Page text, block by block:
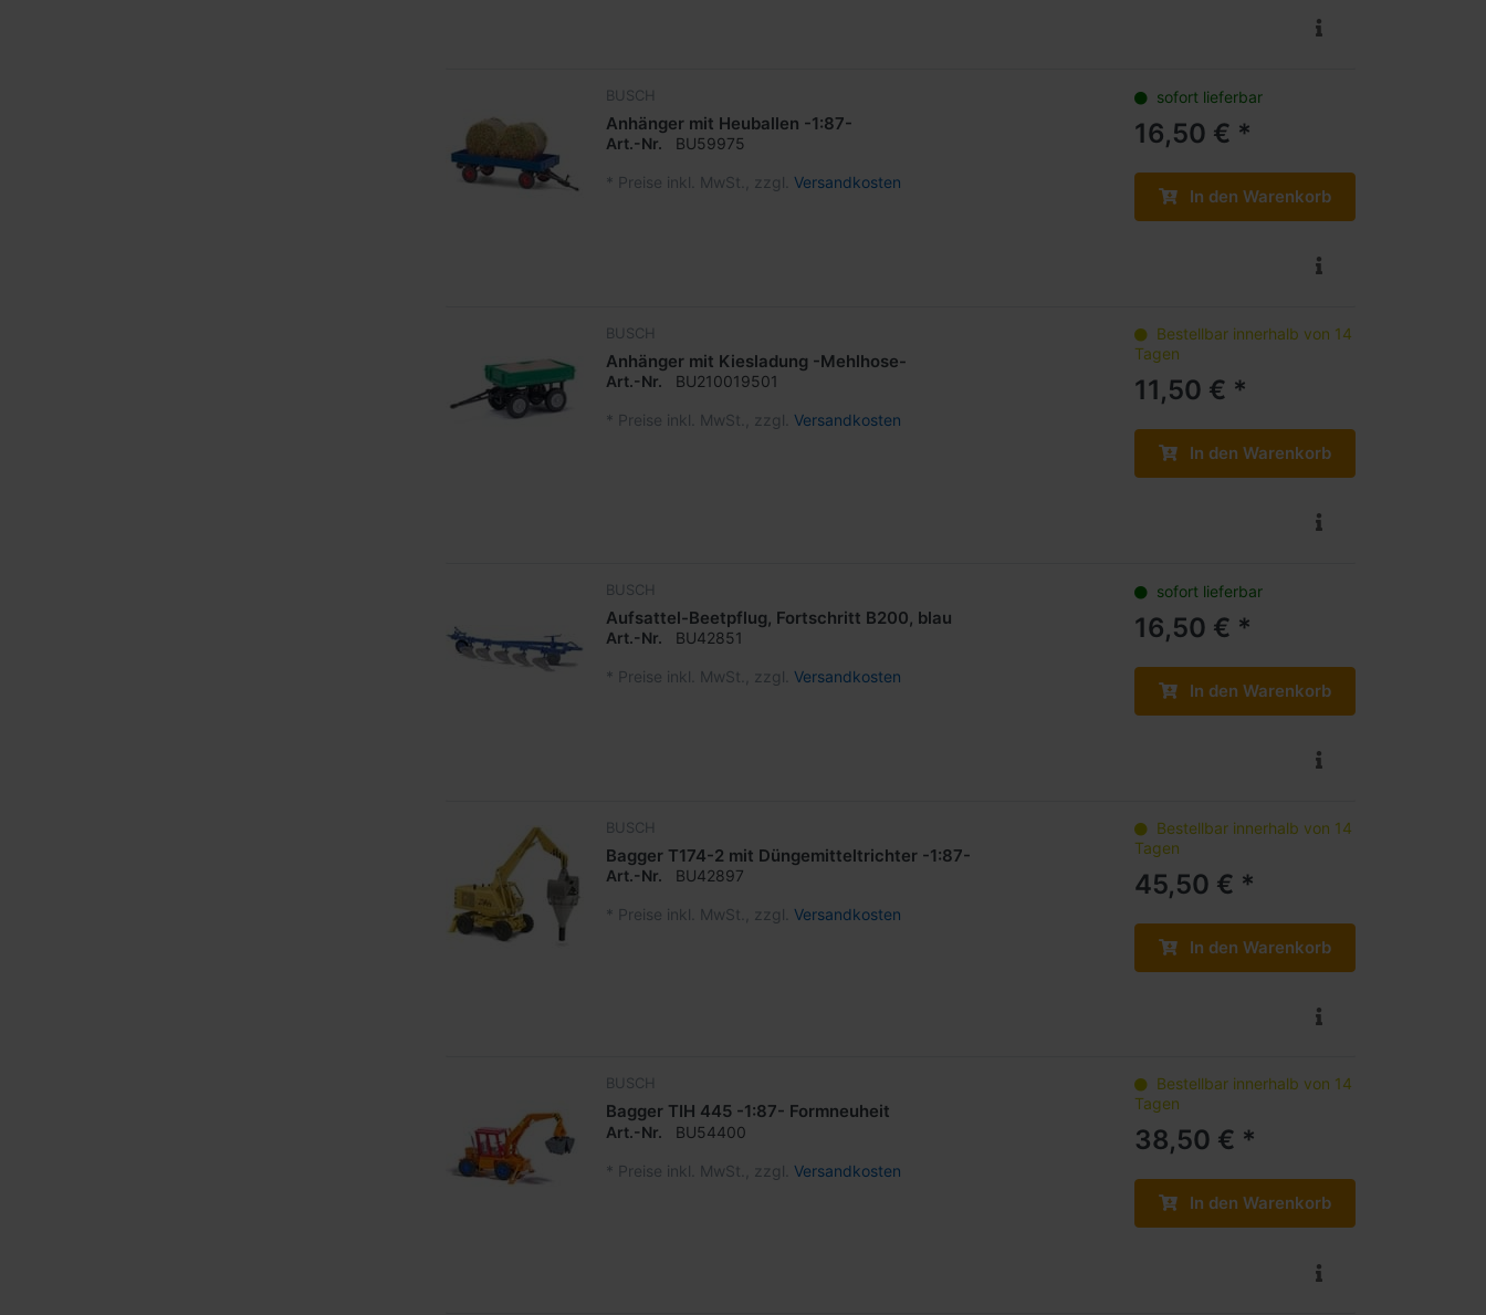
BUSCH
Anhänger mit Heuballen -1:87-
Art.-Nr. BU59975
* Preise inkl. MwSt., zzgl. Versandkosten
sofort lieferbar
16,50 € *
In den Warenkorb
BUSCH
Anhänger mit Kiesladung -Mehlhose-
Art.-Nr. BU210019501
* Preise inkl. MwSt., zzgl. Versandkosten
Bestellbar innerhalb von 14
Tagen
11,50 € *
In den Warenkorb
BUSCH
Aufsattel-Beetpflug, Fortschritt B200, blau
Art.-Nr. BU42851
* Preise inkl. MwSt., zzgl. Versandkosten
sofort lieferbar
16,50 € *
In den Warenkorb
BUSCH
Bagger T174-2 mit Düngemitteltrichter -1:87-
Art.-Nr. BU42897
* Preise inkl. MwSt., zzgl. Versandkosten
Bestellbar innerhalb von 14
Tagen
45,50 € *
In den Warenkorb
BUSCH
Bagger TIH 445 -1:87- Formneuheit
Art.-Nr. BU54400
* Preise inkl. MwSt., zzgl. Versandkosten
Bestellbar innerhalb von 14
Tagen
38,50 € *
In den Warenkorb